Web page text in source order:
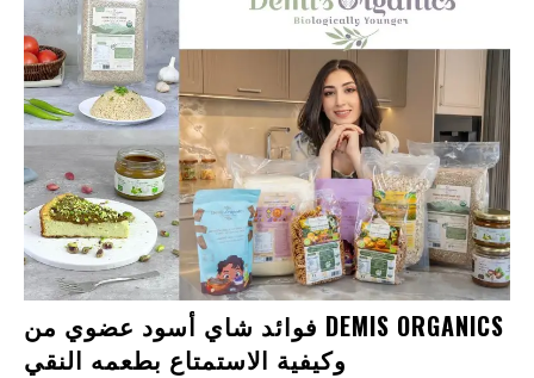
فوائد شاي أسود عضوي من DEMIS ORGANICS
وكيفية الاستمتاع بطعمه النقي